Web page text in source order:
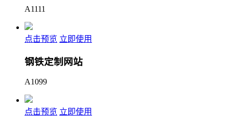
A1111
点击预览 立即使用
钢铁定制网站
A1099
点击预览 立即使用